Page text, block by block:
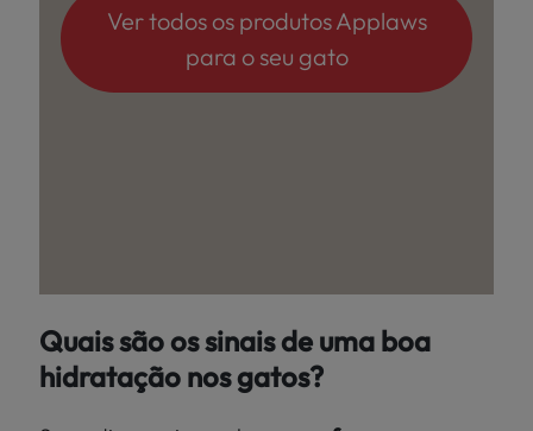
Ver todos os produtos Applaws
para o seu gato
Quais são os sinais de uma boa
hidratação nos gatos?